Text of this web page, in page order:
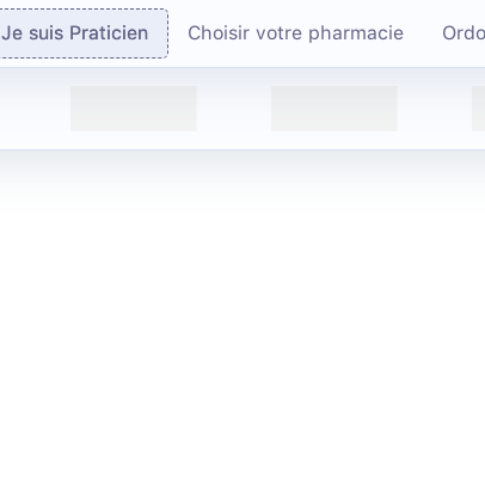
Je suis Praticien Choisir votre pharmacie